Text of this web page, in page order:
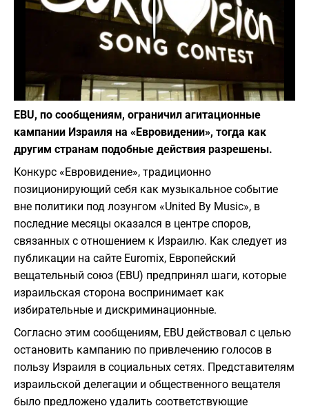
Play
Фото: depositphotos.com
EBU, по сообщениям, ограничил агитационные
кампании Израиля на «Евровидении», тогда как
другим странам подобные действия разрешены.
Конкурс «Евровидение», традиционно
позиционирующий себя как музыкальное событие
вне политики под лозунгом «United By Music», в
последние месяцы оказался в центре споров,
связанных с отношением к Израилю. Как следует из
публикации на сайте Euromix, Европейский
вещательный союз (EBU) предпринял шаги, которые
израильская сторона воспринимает как
избирательные и дискриминационные.
Согласно этим сообщениям, EBU действовал с целью
остановить кампанию по привлечению голосов в
пользу Израиля в социальных сетях. Представителям
израильской делегации и общественного вещателя
было предложено удалить соответствующие